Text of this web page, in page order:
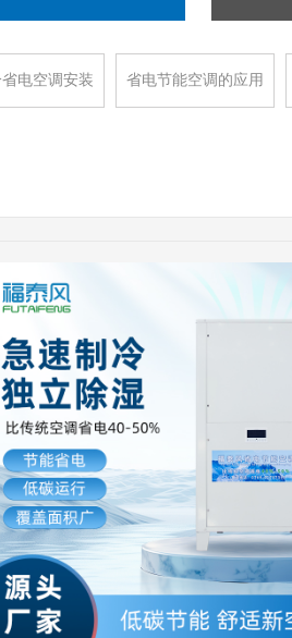
电空调安装 省电节能空调的应用